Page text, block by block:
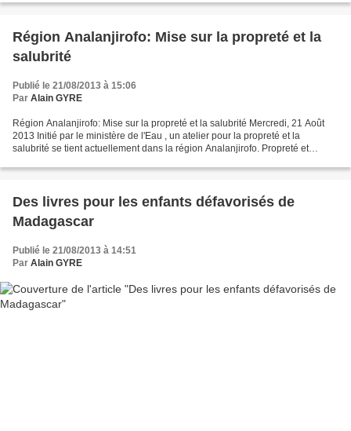
Région Analanjirofo: Mise sur la propreté et la
salubrité
Publié le 21/08/2013 à 15:06
Par Alain GYRE
Région Analanjirofo: Mise sur la propreté et la salubrité Mercredi, 21 Août
2013 Initié par le ministère de l'Eau , un atelier pour la propreté et la
salubrité se tient actuellement dans la région Analanjirofo. Propreté et
Des livres pour les enfants défavorisés de
Madagascar
Publié le 21/08/2013 à 14:51
Par Alain GYRE